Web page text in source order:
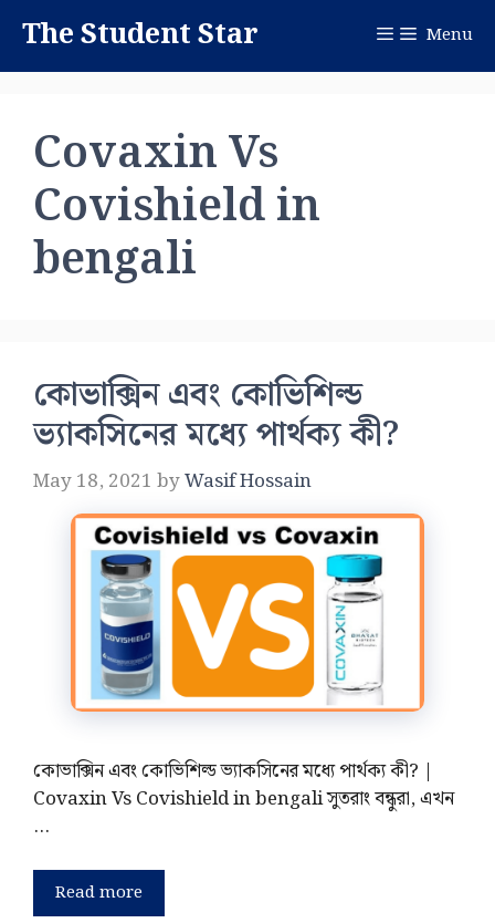
content
The Student Star Menu
Covaxin Vs
Covishield in
bengali
কোভাক্সিন এবং কোভিশিল্ড
ভ্যাকসিনের মধ্যে পার্থক্য কী?
May 18, 2021 byWasif Hossain
কোভাক্সিন এবং কোভিশিল্ড ভ্যাকসিনের মধ্যে পার্থক্য কী? |
Covaxin Vs Covishield in bengali সুতরাং বন্ধুরা, এখন
…
Read more